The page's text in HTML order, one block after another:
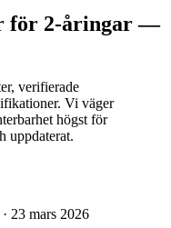
för 2-åringar —
verifierade
Vi väger
högst för
uppdaterat.
· 23 mars 2026